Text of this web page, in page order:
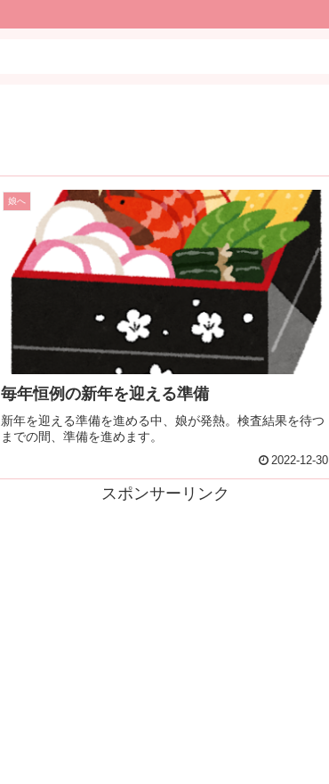
娘へ
毎年恒例の新年を迎える準備
新年を迎える準備を進める中、娘が発熱。検査結果を待つ
までの間、準備を進めます。
2022-12-30
スポンサーリンク